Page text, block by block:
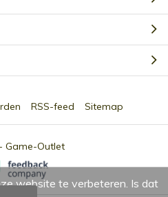
Game-Outlet
RSS-feed Sitemap
website te verbeteren. Is dat